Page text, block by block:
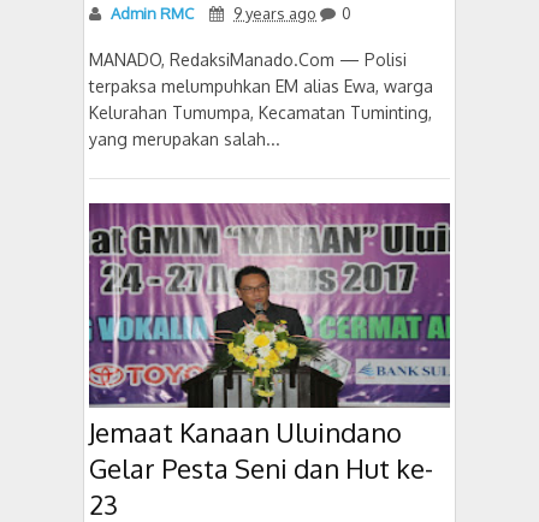
Admin RMC 9 years ago 0
MANADO, RedaksiManado.Com — Polisi
terpaksa melumpuhkan EM alias Ewa, warga
Kelurahan Tumumpa, Kecamatan Tuminting,
yang merupakan salah...
Jemaat Kanaan Uluindano
Gelar Pesta Seni dan Hut ke-
23